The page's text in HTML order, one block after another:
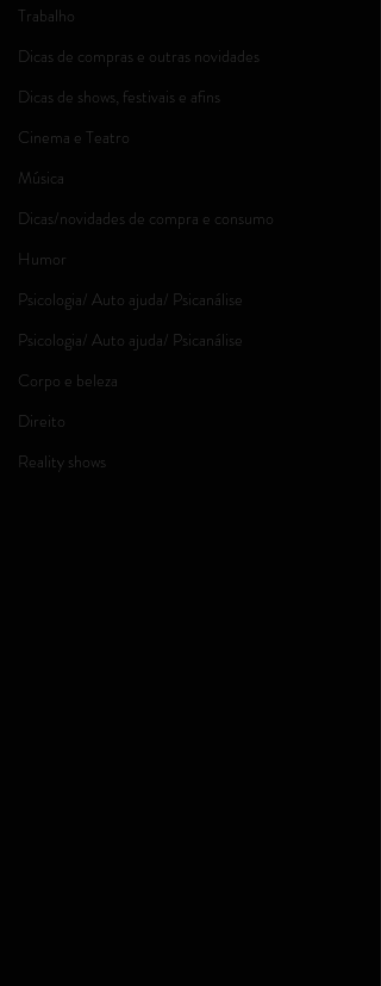
Trabalho
Dicas de compras e outras novidades
Dicas de shows, festivais e afins
Cinema e Teatro
Música
Dicas/novidades de compra e consumo
Humor
Psicologia/ Auto ajuda/ Psicanálise
Psicologia/ Auto ajuda/ Psicanálise
Corpo e beleza
Direito
Reality shows